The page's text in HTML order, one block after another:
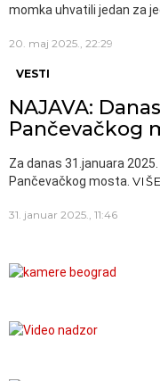
momka uhvatili jedan za
20. maj 2025., 22:29
VESTI
NAJAVA:
Pančevačkog
Za danas 31.januara
Pančevačkog mosta. VIŠE
31. januar 2025., 11:46